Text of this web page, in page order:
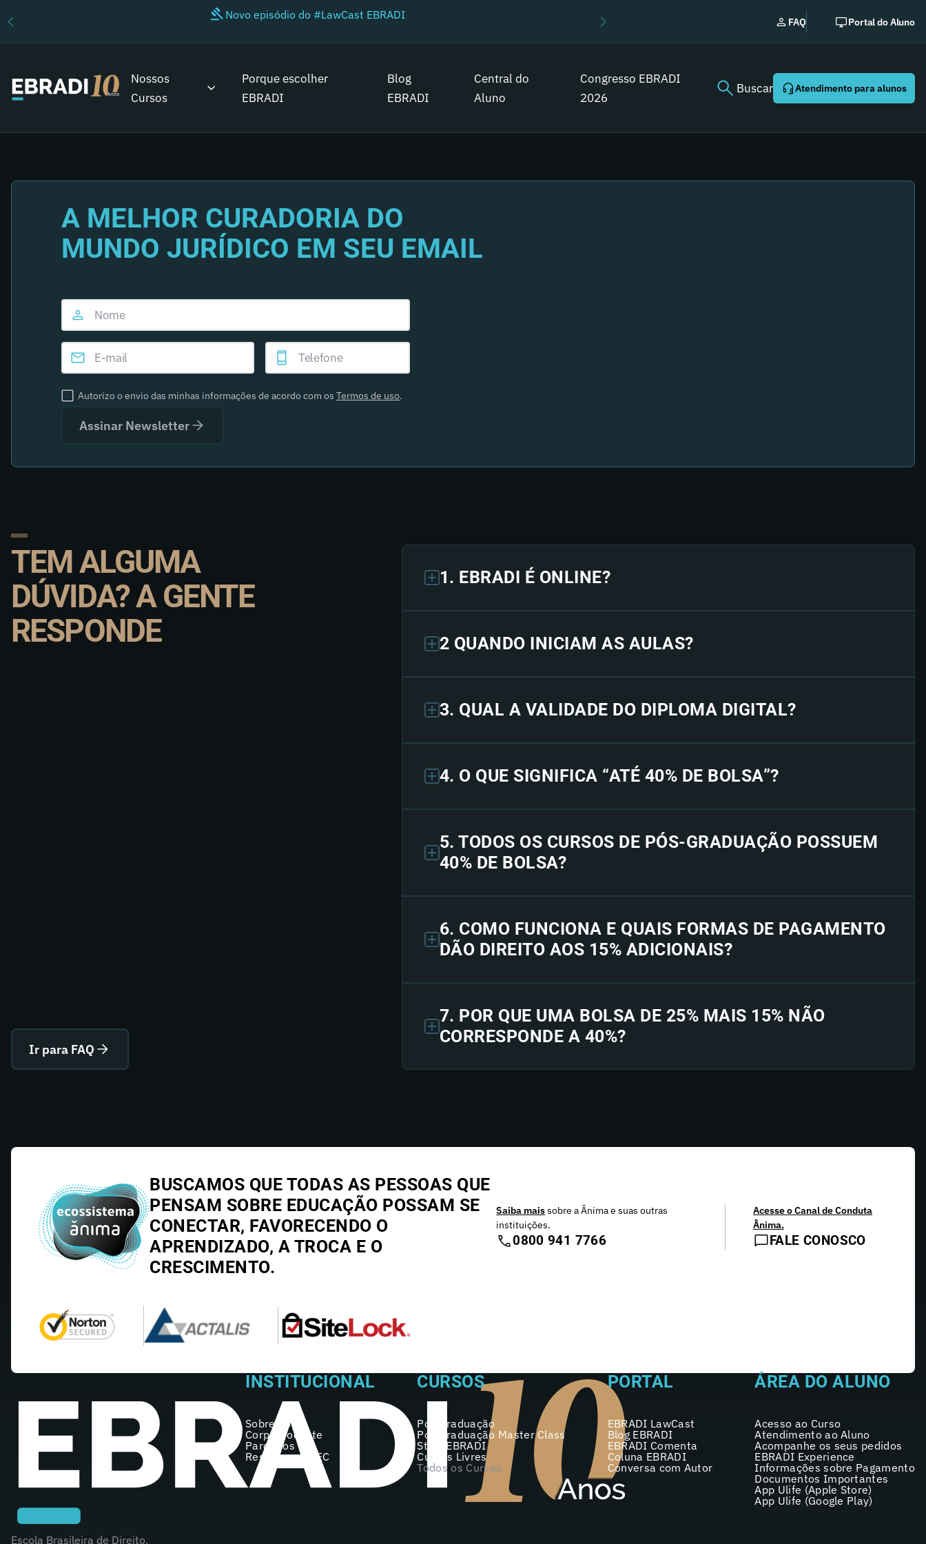
Novo episódio do #LawCast EBRADI
EBRADI | NEWS: o
Youtube agora!
FAQ Portal do Aluno
Nossos
Cursos
Porque escolher
EBRADI
Blog
EBRADI
Central do
Aluno
Congresso EBRADI
2026
Buscar Atendimento para alunos
A MELHOR CURADORIA DO
MUNDO JURÍDICO EM SEU EMAIL
Autorizo o envio das minhas informações de acordo com os Termos de uso.
Assinar Newsletter
TEM ALGUMA
DÚVIDA? A GENTE
RESPONDE
Ir para FAQ
1. EBRADI É ONLINE?
2 QUANDO INICIAM AS AULAS?
3. QUAL A VALIDADE DO DIPLOMA DIGITAL?
4. O QUE SIGNIFICA “ATÉ 40% DE BOLSA”?
5. TODOS OS CURSOS DE PÓS-GRADUAÇÃO POSSUEM
40% DE BOLSA?
6. COMO FUNCIONA E QUAIS FORMAS DE PAGAMENTO
DÃO DIREITO AOS 15% ADICIONAIS?
7. POR QUE UMA BOLSA DE 25% MAIS 15% NÃO
CORRESPONDE A 40%?
BUSCAMOS QUE TODAS AS PESSOAS QUE
PENSAM SOBRE EDUCAÇÃO POSSAM SE
CONECTAR, FAVORECENDO O
APRENDIZADO, A TROCA E O
CRESCIMENTO.
Saiba maissobre a Ânima e suas outras
instituições.
0800 941 7766
Acesse o Canal de Conduta
Ânima.
FALE CONOSCO
Escola Brasileira de Direito.
INSTITUCIONAL
Sobre nós
Corpo Docente
Parceiros
Registro no MEC
CURSOS
Pós-graduação
Pós-graduação Master Class
Start EBRADI
Cursos Livres
Todos os Cursos
PORTAL
EBRADI LawCast
Blog EBRADI
EBRADI Comenta
Coluna EBRADI
Conversa com Autor
ÁREA DO ALUNO
Acesso ao Curso
Atendimento ao Aluno
Acompanhe os seus pedidos
EBRADI Experience
Informações sobre Pagamento
Documentos Importantes
App Ulife (Apple Store)
App Ulife (Google Play)